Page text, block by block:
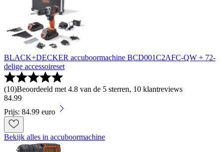
BLACK+DECKER accuboormachine BCD001C2AFC-QW + 72-
delige accessoireset
(10)Beoordeeld met 4.8 van de 5 sterren, 10 klantreviews
84.99
Prijs: 84.99 euro
Bekijk alles in accuboormachine